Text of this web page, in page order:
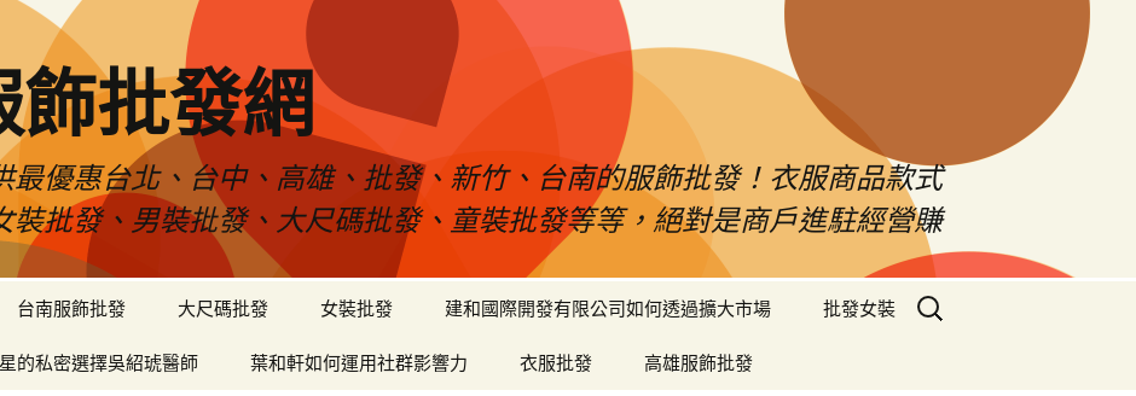
飾批發網
最優惠台北、台中、高雄、批發、新竹、台南的服飾批發！衣服商品款式
裝批發、男裝批發、大尺碼批發、童裝批發等等，絕對是商戶進駐經營賺
台南服飾批發 大尺碼批發 女裝批發 建和國際開發有限公司如何透過擴大市場 批發女裝
的私密選擇吳紹琥醫師 葉和軒如何運用社群影響力 衣服批發 高雄服飾批發
搜
尋